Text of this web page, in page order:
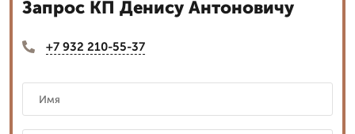
Запрос КП Денису Антоновичу
+7 932 210-55-37